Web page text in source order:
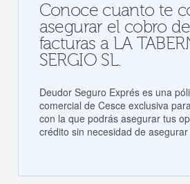
Conoce cuanto te
asegurar el cobro
facturas a LA
SERGIO SL.
Deudor Seguro Exprés es una
comercial de Cesce exclusiva
con la que podrás asegurar tus
crédito sin necesidad de